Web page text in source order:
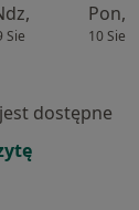
Sie
Pon,
10 Sie
dostępne